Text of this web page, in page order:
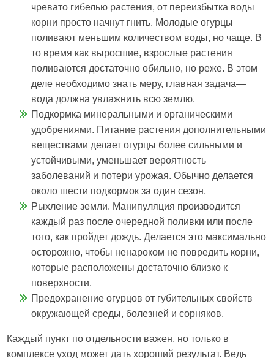
чревато гибелью растения, от переизбытка воды
корни просто начнут гнить. Молодые огурцы
поливают меньшим количеством воды, но чаще. В
то время как выросшие, взрослые растения
поливаются достаточно обильно, но реже. В этом
деле необходимо знать меру, главная задача—
вода должна увлажнить всю землю.
Подкормка минеральными и органическими
удобрениями. Питание растения дополнительными
веществами делает огурцы более сильными и
устойчивыми, уменьшает вероятность
заболеваний и потери урожая. Обычно делается
около шести подкормок за один сезон.
Рыхление земли. Манипуляция производится
каждый раз после очередной поливки или после
того, как пройдет дождь. Делается это максимально
осторожно, чтобы ненароком не повредить корни,
которые расположены достаточно близко к
поверхности.
Предохранение огурцов от губительных свойств
окружающей среды, болезней и сорняков.
Каждый пункт по отдельности важен, но только в
комплексе уход может дать хороший результат. Ведь